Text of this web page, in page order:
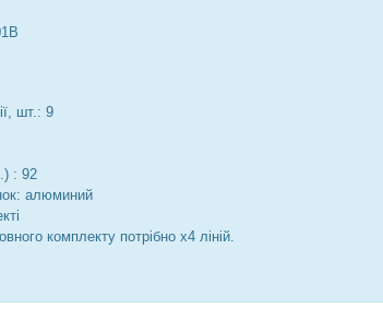
шт.: 9
: 92
алюминий
комплекту потрібно х4 ліній.